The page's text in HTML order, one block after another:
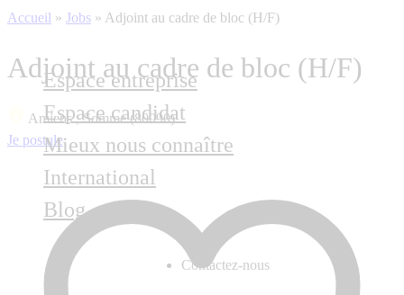
Espace entreprise
Espace candidat
Mieux nous connaître
International
Blog
Contactez-nous
Accueil » Jobs » Adjoint au cadre de bloc (H/F)
Adjoint au cadre de bloc (H/F)
Amiens , Somme (80090)
Je postule